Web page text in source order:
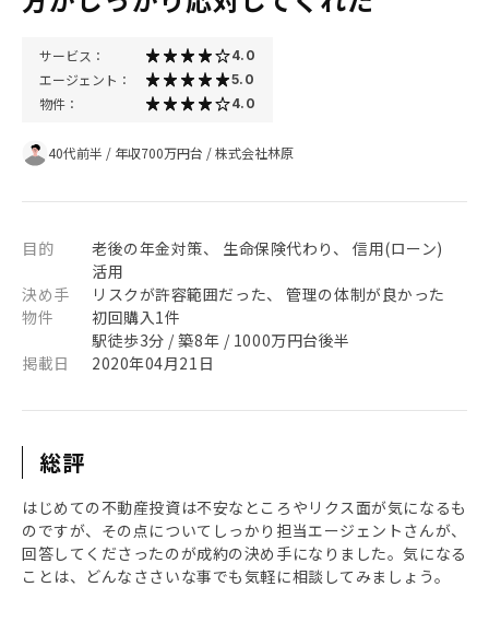
サービス： 4.0
エージェント： 5.0
物件： 4.0
40代前半 / 年収700万円台 /株式会社林原
目的
老後の年金対策、 生命保険代わり、 信用(ローン)
活用
決め手
リスクが許容範囲だった、 管理の体制が良かった
物件
初回購入1件
駅徒歩3分 / 築8年 / 1000万円台後半
掲載日
2020年04月21日
総評
はじめての不動産投資は不安なところやリクス面が気になるも
のですが、その点についてしっかり担当エージェントさんが、
回答してくださったのが成約の決め手になりました。気になる
ことは、どんなささいな事でも気軽に相談してみましょう。